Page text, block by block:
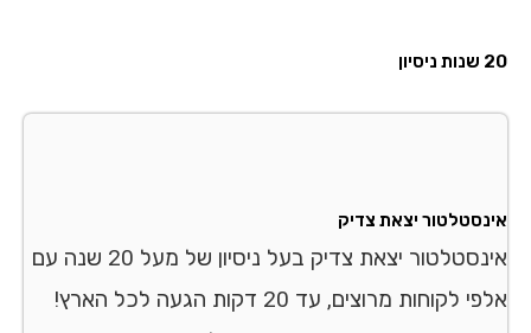
יצאת צדיק
אינסטלטור יצאת צדיק בעל ניסיון של מעל 20 שנה עם
אלפי לקוחות מרוצים, עד 20 דקות הגעה לכל הארץ!